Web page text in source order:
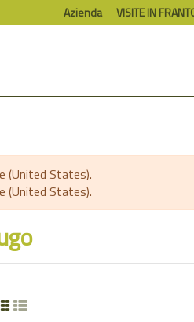
Azienda VISITE IN
(United States).
(United States).